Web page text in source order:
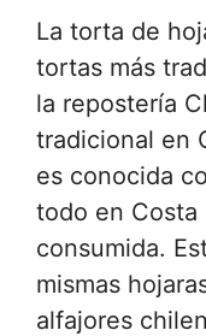
La torta de
tortas más
la repostería
tradicional en
es conocida
todo en Costa
consumida.
mismas
alfajores